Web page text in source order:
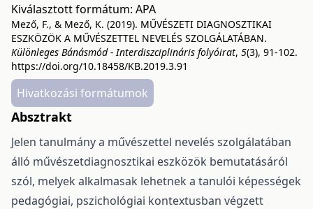
Kiválasztott formátum: APA
Mező, F., & Mező, K. (2019). MŰVÉSZETI DIAGNOSZTIKAI
ESZKÖZÖK A MŰVÉSZETTEL NEVELÉS SZOLGÁLATÁBAN.
Különleges Bánásmód - Interdiszciplináris folyóirat, 5(3), 91-102.
https://doi.org/10.18458/KB.2019.3.91
Hivatkozási formátumok
Absztrakt
Jelen tanulmány a művészettel nevelés szolgálatában
álló művészetdiagnosztikai eszközök bemutatásáról
szól, melyek alkalmasak lehetnek a tanulói képességek
pedagógiai, pszichológiai kontextusban végzett